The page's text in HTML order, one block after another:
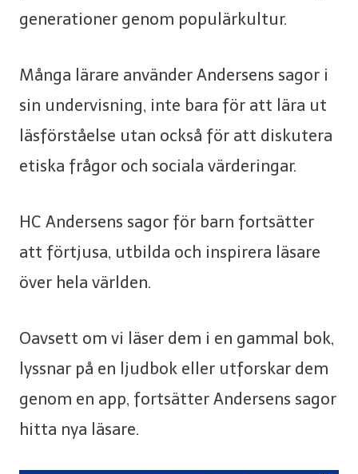
generationer genom populärkultur.
Många lärare använder Andersens sagor i
sin undervisning, inte bara för att lära ut
läsförståelse utan också för att diskutera
etiska frågor och sociala värderingar.
HC Andersens sagor för barn fortsätter
att förtjusa, utbilda och inspirera läsare
över hela världen.
Oavsett om vi läser dem i en gammal bok,
lyssnar på en ljudbok eller utforskar dem
genom en app, fortsätter Andersens sagor
hitta nya läsare.